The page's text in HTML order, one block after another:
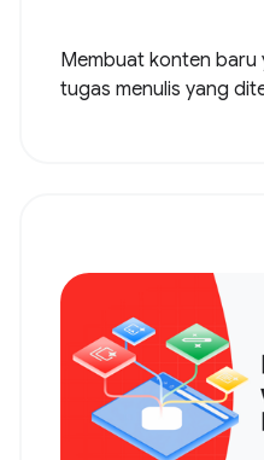
Membuat konten baru
tugas menulis yang